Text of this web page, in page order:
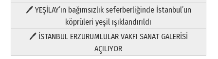
🖊 YEŞİLAY’ın bağımsızlık seferberliğinde İstanbul’un
köprüleri yeşil ışıklandırıldı
🖊 İSTANBUL ERZURUMLULAR VAKFI SANAT GALERİSİ
AÇILIYOR
HAVVA’NIN ÜÇ KIZI
09 Temmuz 2026 Perşembe
Yusuf POLAT
Şampiyonluk Sebahattin Şirin’e